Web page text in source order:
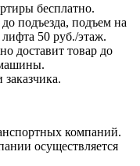
бесплатно.
подъезда, подъем на
50 руб./этаж.
доставит товар до
компаний.
осуществляется